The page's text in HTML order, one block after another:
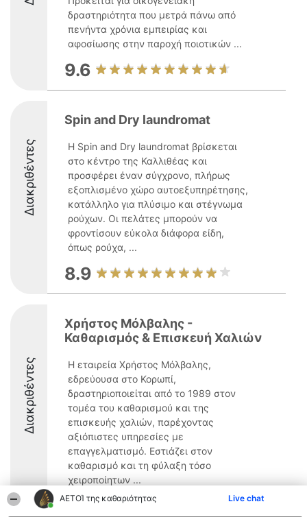
ΑΕΤΟΊ της καθαριότητας Live chat
δραστηριότητα που μετρά πάνω από
πενήντα χρόνια εμπειρίας και
αφοσίωσης στην παροχή ποιοτικών ...
9.6
Διακριθέντες
Spin and Dry laundromat
Η Spin and Dry laundromat βρίσκεται
στο κέντρο της Καλλιθέας και
προσφέρει έναν σύγχρονο, πλήρως
εξοπλισμένο χώρο αυτοεξυπηρέτησης,
κατάλληλο για πλύσιμο και στέγνωμα
ρούχων. Οι πελάτες μπορούν να
φροντίσουν εύκολα διάφορα είδη,
όπως ρούχα, ...
8.9
Διακριθέντες
Χρήστος Μόλβαλης -
Καθαρισμός & Επισκευή Χαλιών
Η εταιρεία Χρήστος Μόλβαλης,
εδρεύουσα στο Κορωπί,
δραστηριοποιείται από το 1989 στον
τομέα του καθαρισμού και της
επισκευής χαλιών, παρέχοντας
αξιόπιστες υπηρεσίες με
επαγγελματισμό. Εστιάζει στον
καθαρισμό και τη φύλαξη τόσο
χειροποίητων ...
9.6